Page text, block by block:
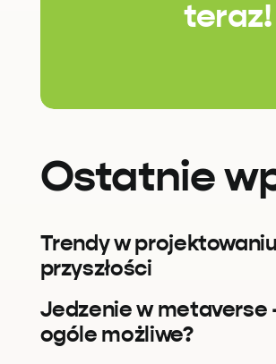
teraz!
Ostatnie
Trendy w
przyszłości
Jedzenie w metaverse
ogóle możliwe?